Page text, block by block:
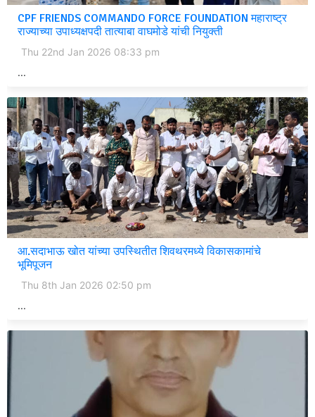
CPF FRIENDS COMMANDO FORCE FOUNDATION महाराष्ट्र
राज्याच्या उपाध्यक्षपदी तात्याबा वाघमोडे यांची नियुक्ती
Thu 22nd Jan 2026 08:33 pm
...
आ.सदाभाऊ खोत यांच्या उपस्थितीत शिवथरमध्ये विकासकामांचे
भूमिपूजन
Thu 8th Jan 2026 02:50 pm
...